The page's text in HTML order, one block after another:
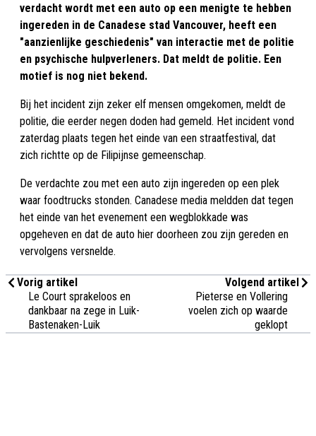
verdacht wordt met een auto op een menigte te hebben
ingereden in de Canadese stad Vancouver, heeft een
"aanzienlijke geschiedenis" van interactie met de politie
en psychische hulpverleners. Dat meldt de politie. Een
motief is nog niet bekend.
Bij het incident zijn zeker elf mensen omgekomen, meldt de
politie, die eerder negen doden had gemeld. Het incident vond
zaterdag plaats tegen het einde van een straatfestival, dat
zich richtte op de Filipijnse gemeenschap.
De verdachte zou met een auto zijn ingereden op een plek
waar foodtrucks stonden. Canadese media meldden dat tegen
het einde van het evenement een wegblokkade was
opgeheven en dat de auto hier doorheen zou zijn gereden en
vervolgens versnelde.
Vorig artikel
Le Court sprakeloos en
dankbaar na zege in Luik-
Bastenaken-Luik
Volgend artikel
Pieterse en Vollering
voelen zich op waarde
geklopt